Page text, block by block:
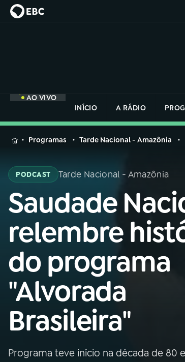
AO VIVO
INÍCIO
A RÁDIO
MENU
Buscar
na
Rádio
Nacional
01INÍCIO
A RÁDIO
03PROGRAMAÇÃO
04PROGRAMAS
na
Rádio
Programas Tarde Nacional - Amazônia
PODCAST Tarde Nacional - Amazônia
Saudade
relembre
do programa
"Alvorada
Brasileira"
Programa teve início na década de 80